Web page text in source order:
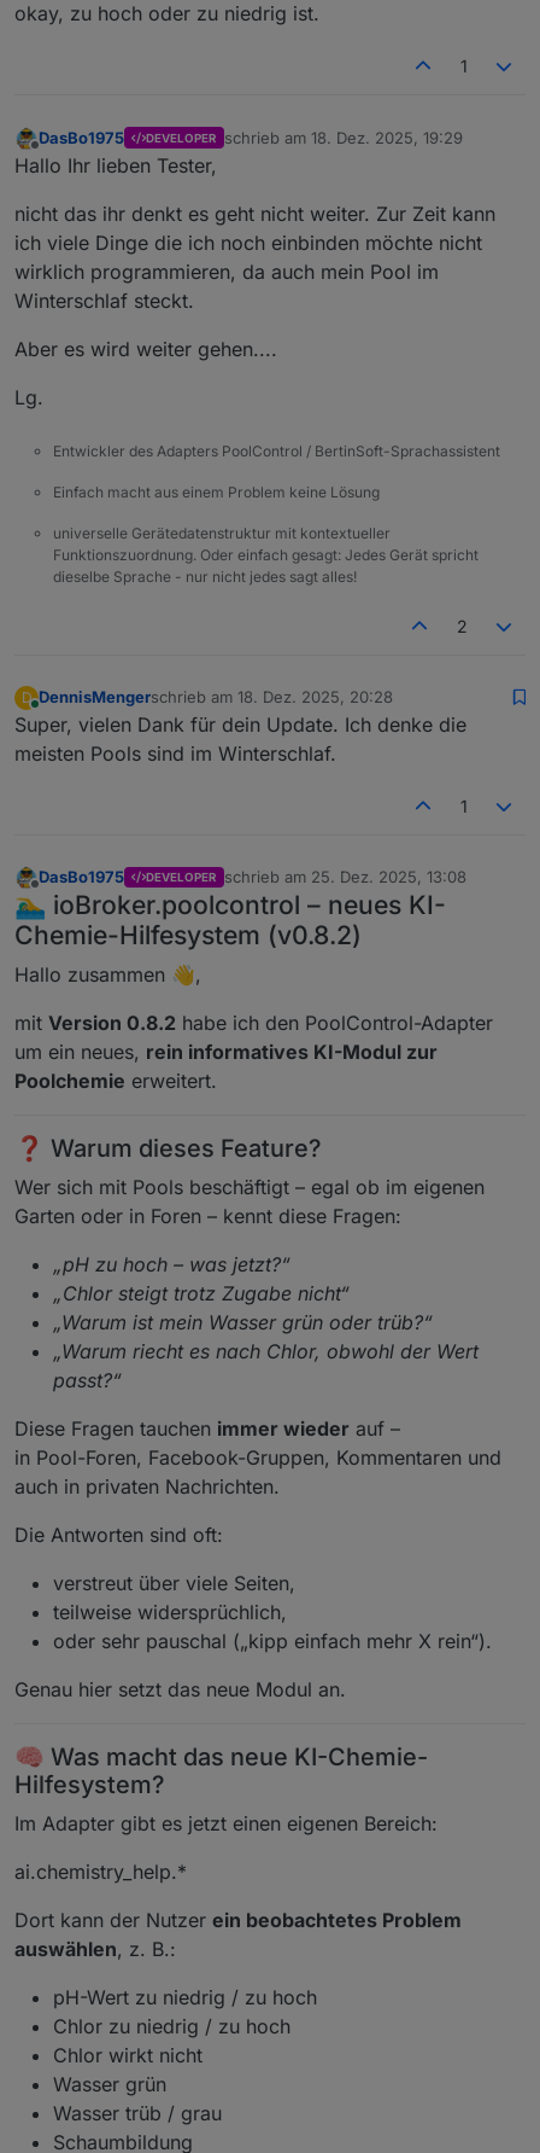
okay, zu hoch oder zu niedrig ist.
1
Offline
DasBo1975 DEVELOPER schrieb am 18. Dez. 2025, 19:29
zuletzt editiert von
Hallo Ihr lieben Tester,
nicht das ihr denkt es geht nicht weiter. Zur Zeit kann
ich viele Dinge die ich noch einbinden möchte nicht
wirklich programmieren, da auch mein Pool im
Winterschlaf steckt.
Aber es wird weiter gehen....
Lg.
Entwickler des Adapters PoolControl / BertinSoft-Sprachassistent
Einfach macht aus einem Problem keine Lösung
universelle Gerätedatenstruktur mit kontextueller
Funktionszuordnung. Oder einfach gesagt: Jedes Gerät spricht
dieselbe Sprache - nur nicht jedes sagt alles!
2
D DennisMengerschrieb am 18. Dez. 2025, 20:28
zuletzt editiert von
Super, vielen Dank für dein Update. Ich denke die
meisten Pools sind im Winterschlaf.
1
Offline
DasBo1975 DEVELOPER schrieb am 25. Dez. 2025, 13:08
zuletzt editiert von
🏊‍♂️ ioBroker.poolcontrol – neues KI-
Chemie-Hilfesystem (v0.8.2)
Hallo zusammen 👋,
mit Version 0.8.2 habe ich den PoolControl-Adapter
um ein neues, rein informatives KI-Modul zur
Poolchemie erweitert.
❓ Warum dieses Feature?
Wer sich mit Pools beschäftigt – egal ob im eigenen
Garten oder in Foren – kennt diese Fragen:
„pH zu hoch – was jetzt?“
„Chlor steigt trotz Zugabe nicht“
„Warum ist mein Wasser grün oder trüb?“
„Warum riecht es nach Chlor, obwohl der Wert
passt?“
Diese Fragen tauchen immer wieder auf –
in Pool-Foren, Facebook-Gruppen, Kommentaren und
auch in privaten Nachrichten.
Die Antworten sind oft:
verstreut über viele Seiten,
teilweise widersprüchlich,
oder sehr pauschal („kipp einfach mehr X rein“).
Genau hier setzt das neue Modul an.
🧠 Was macht das neue KI-Chemie-
Hilfesystem?
Im Adapter gibt es jetzt einen eigenen Bereich:
ai.chemistry_help.*
Dort kann der Nutzer ein beobachtetes Problem
auswählen, z. B.:
pH-Wert zu niedrig / zu hoch
Chlor zu niedrig / zu hoch
Chlor wirkt nicht
Wasser grün
Wasser trüb / grau
Schaumbildung